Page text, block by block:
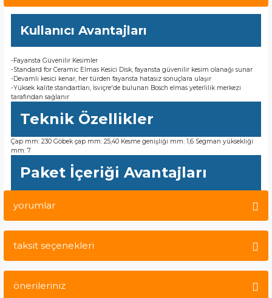
Kullanıcı Avantajları
-Fayansta Güvenilir Kesimler
-Standard for Ceramic Elmas Kesici Disk, fayansta güvenilir kesim olanağı sunar
-Devamlı kesici kenar, her türden fayansta hatasız sonuçlara ulaşır
-Yüksek kalite standartları, İsviçre'de bulunan Bosch elmas yeterlilik merkezi
tarafından sağlanır
Teknik Özellikler
Çap mm: 230 Göbek çap mm: 25,40 Kesme genişliği mm: 1,6 Segman yüksekliği
mm: 7
Paket İçeriği Avantajları
yorumlar
taksit seçenekleri
önerileriniz